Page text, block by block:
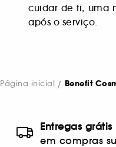
cuidar de ti, uma
após o serviço.
Página inicial Benefit
Entregas grátis
em compras